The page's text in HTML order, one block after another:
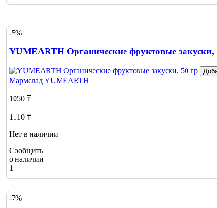
-5%
YUMEARTH Органические фруктовые закуски,
Мармелад YUMEARTH
1050 ₸
1110 ₸
Нет в наличии
Сообщить
о наличии
1
-7%